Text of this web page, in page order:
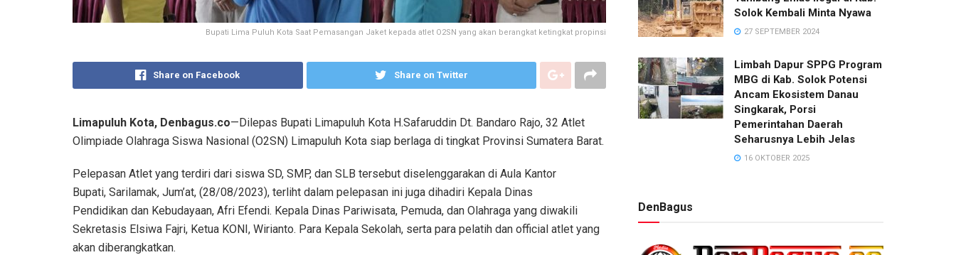
Bupati Lima Puluh Kota Saat Pemasangan Jaket kepada atlet O2SN yang akan berangkat ketingkat propinsi
Share on Facebook Share on Twitter
Limapuluh Kota, Denbagus.co—Dilepas Bupati Limapuluh Kota H.Safaruddin Dt. Bandaro Rajo, 32 Atlet
Olimpiade Olahraga Siswa Nasional (O2SN) Limapuluh Kota siap berlaga di tingkat Provinsi Sumatera Barat.
Pelepasan Atlet yang terdiri dari siswa SD, SMP, dan SLB tersebut diselenggarakan di Aula Kantor
Bupati, Sarilamak, Jum’at, (28/08/2023), terliht dalam pelepasan ini juga dihadiri Kepala Dinas
Pendidikan dan Kebudayaan, Afri Efendi. Kepala Dinas Pariwisata, Pemuda, dan Olahraga yang diwakili
Sekretasis Elsiwa Fajri, Ketua KONI, Wirianto. Para Kepala Sekolah, serta para pelatih dan official atlet yang
akan diberangkatkan.
Solok Kembali Minta Nyawa
27 SEPTEMBER 2024
Limbah Dapur SPPG Program
MBG di Kab. Solok Potensi
Ancam Ekosistem Danau
Singkarak, Porsi
Pemerintahan Daerah
Seharusnya Lebih Jelas
16 OKTOBER 2025
DenBagus